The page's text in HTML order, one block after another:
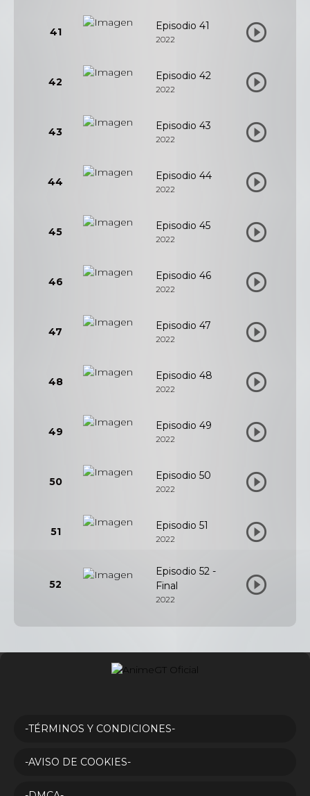
41 Episodio 41
2022
42 Episodio 42
2022
43 Episodio 43
2022
44 Episodio 44
2022
45 Episodio 45
2022
46 Episodio 46
2022
47 Episodio 47
2022
48 Episodio 48
2022
49 Episodio 49
2022
50 Episodio 50
2022
51 Episodio 51
2022
52
Episodio 52 -
Final
2022
-TÉRMINOS Y CONDICIONES-
-AVISO DE COOKIES-